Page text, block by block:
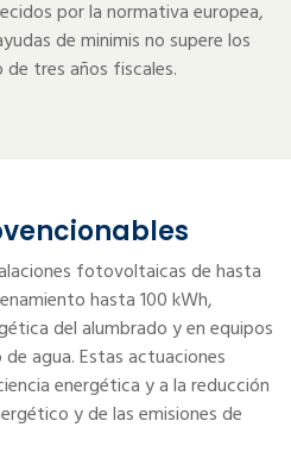
por la normativa europea,
de minimis no supere los
tres años fiscales.
fotovoltaicas de hasta
hasta 100 kWh,
del alumbrado y en equipos
agua. Estas actuaciones
energética y a la reducción
y de las emisiones de